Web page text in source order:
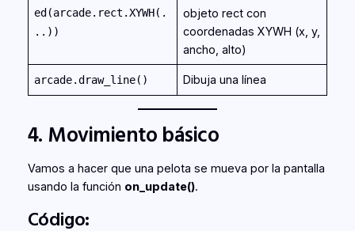
ed(arcade.rect.XYWH(.
..))
objeto rect con
coordenadas XYWH (x, y,
ancho, alto)
arcade.draw_line() Dibuja una línea
4. Movimiento básico
Vamos a hacer que una pelota se mueva por la pantalla
usando la función on_update().
Código: